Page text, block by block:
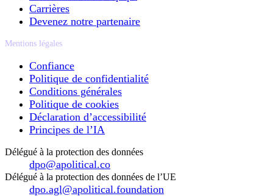
Carrières
Devenez notre partenaire
Mentions légales
Confiance
Politique de confidentialité
Conditions générales
Politique de cookies
Déclaration d’accessibilité
Principes de l’IA
Délégué à la protection des données
dpo@apolitical.co
Délégué à la protection des données de l’UE
dpo.agl@apolitical.foundation